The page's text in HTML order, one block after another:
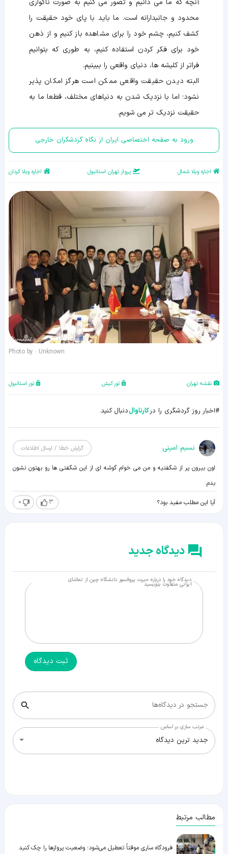
آنچه که ما می دانیم و تصور می کنیم به صورت ناگواری
محدود و جانبدارانه است. ما باید با پای خود حقیقت را
کشف کنیم، چشم خود را برای مشاهده باز کنیم و از ذهن
خود برای فکر کردن استفاده کنیم، به طوری که بتوانیم
فراتر از کلیشه ها، دنیای واقعی را ببینیم.
البته دیدن حقیقت واقعی ممکن است هرگز امکان پذیر
نشود؛ اما با نزدیک شدن به دنیاهای مختلف، قطعا ما به
حقیقت نزدیک تر می شویم.
ورود به صفحه اختصاصی ایران از نگاه گردشگران خارجی
اجاره ویلا شمال پرواز تهران استانبول اجاره ویلا کردان
Photo by : Unknown
نقشه تهران تور کیش تور استانبول
#اخبار روز گردشگری را درکارناوالدنبال کنید.
نسیم امینی گزارش خطا / ارسال اطلاعات
اون بیرون پر از شگفتیه و من می خوام گوشه ای از این شگفتی ها رو بهتون نشون
بدم.
آیا این مطلب مفید بود؟ 3
0
دیدگاه جدید
دیدگاه خود را درباره حیرت پروفسور دانشگاه چین از تماشای
ایرانی متفاوت بنویسید
ثبت دیدگاه
جستجو در دیدگاه‌ها
مرتب سازی بر اساس
جدید ترین دیدگاه
مطالب مرتبط
فرودگاه ساری موقتاً تعطیل می‌شود؛ وضعیت پروازها را چک کنید